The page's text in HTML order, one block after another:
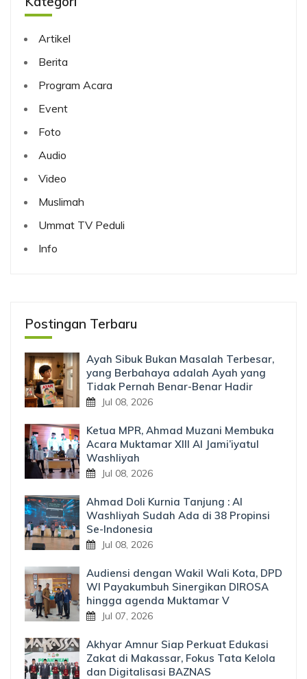
Artikel
Berita
Program Acara
Event
Foto
Audio
Video
Muslimah
Ummat TV Peduli
Info
Postingan Terbaru
Ayah Sibuk Bukan Masalah Terbesar,
yang Berbahaya adalah Ayah yang
Tidak Pernah Benar-Benar Hadir
Jul 08, 2026
Ketua MPR, Ahmad Muzani Membuka
Acara Muktamar XIII Al Jami’iyatul
Washliyah
Jul 08, 2026
Ahmad Doli Kurnia Tanjung : Al
Washliyah Sudah Ada di 38 Propinsi
Se-Indonesia
Jul 08, 2026
Audiensi dengan Wakil Wali Kota, DPD
WI Payakumbuh Sinergikan DIROSA
hingga agenda Muktamar V
Jul 07, 2026
Akhyar Amnur Siap Perkuat Edukasi
Zakat di Makassar, Fokus Tata Kelola
dan Digitalisasi BAZNAS